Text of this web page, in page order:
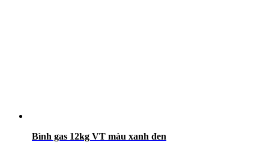
Bình gas 12kg VT màu xanh đen